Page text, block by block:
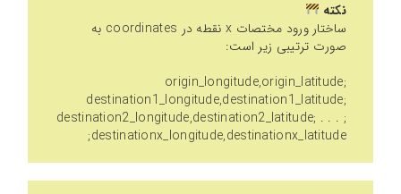
نکته
ساختار ورود مختصات x نقطه در coordinates به
صورت ترتیبی زیر است:
origin_longitude,origin_latitude;
destination1_longitude,destination1_latitude;
destination2_longitude,destination2_latitude; . . . ;
destinationx_longitude,destinationx_latitude;